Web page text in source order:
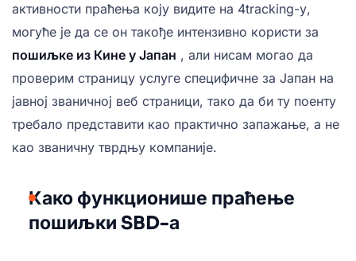
активности праћења коју видите на 4tracking-у,
могуће је да се он такође интензивно користи за
пошиљке из Кине у Јапан , али нисам могао да
проверим страницу услуге специфичне за Јапан на
јавној званичној веб страници, тако да би ту поенту
требало представити као практично запажање, а не
као званичну тврдњу компаније.
Како функционише праћење
пошиљки SBD-а